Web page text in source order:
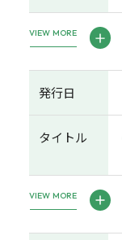
VIEW MORE
発行日
タイトル
VIEW MORE